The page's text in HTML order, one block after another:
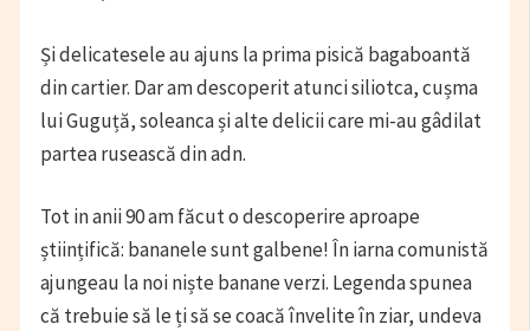
Și delicatesele au ajuns la prima pisică bagaboantă
din cartier. Dar am descoperit atunci siliotca, cușma
lui Guguță, soleanca și alte delicii care mi-au gâdilat
partea rusească din adn.
Tot in anii 90 am făcut o descoperire aproape
științifică: bananele sunt galbene! În iarna comunistă
ajungeau la noi niște banane verzi. Legenda spunea
că trebuie să le ți să se coacă învelite în ziar, undeva